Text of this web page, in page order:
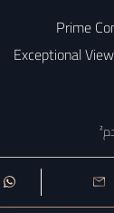
Prime
Exceptional